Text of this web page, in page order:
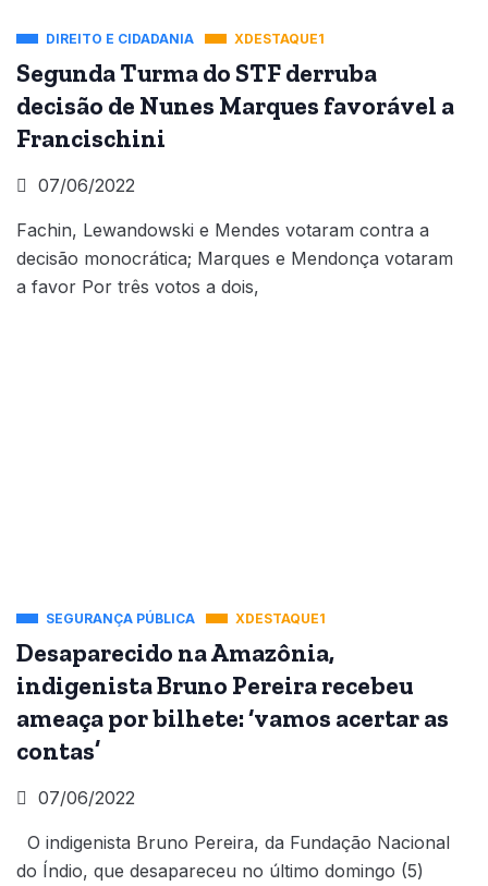
DIREITO E CIDADANIA XDESTAQUE1
Segunda Turma do STF derruba
decisão de Nunes Marques favorável a
Francischini
07/06/2022
Fachin, Lewandowski e Mendes votaram contra a
decisão monocrática; Marques e Mendonça votaram
a favor Por três votos a dois,
SEGURANÇA PÚBLICA XDESTAQUE1
Desaparecido na Amazônia,
indigenista Bruno Pereira recebeu
ameaça por bilhete: ‘vamos acertar as
contas’
07/06/2022
O indigenista Bruno Pereira, da Fundação Nacional
do Índio, que desapareceu no último domingo (5)